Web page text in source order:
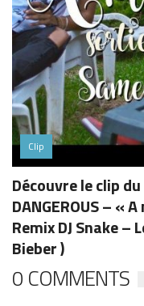
Clip
Découvre le clip
DANGEROUS – «
Remix DJ Snake –
Bieber )
0 COMMENTS